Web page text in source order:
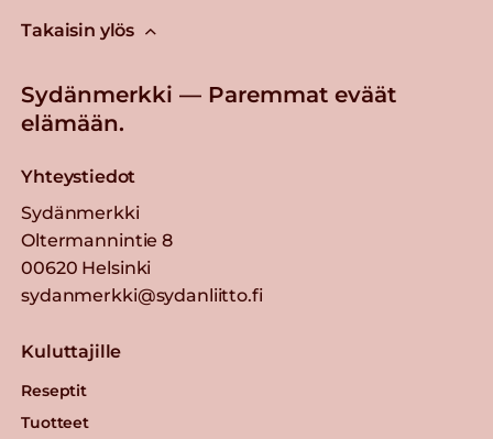
Takaisin ylös
Sydänmerkki — Paremmat eväät
elämään.
Yhteystiedot
Sydänmerkki
Oltermannintie 8
00620 Helsinki
sydanmerkki@sydanliitto.fi
Kuluttajille
Reseptit
Tuotteet